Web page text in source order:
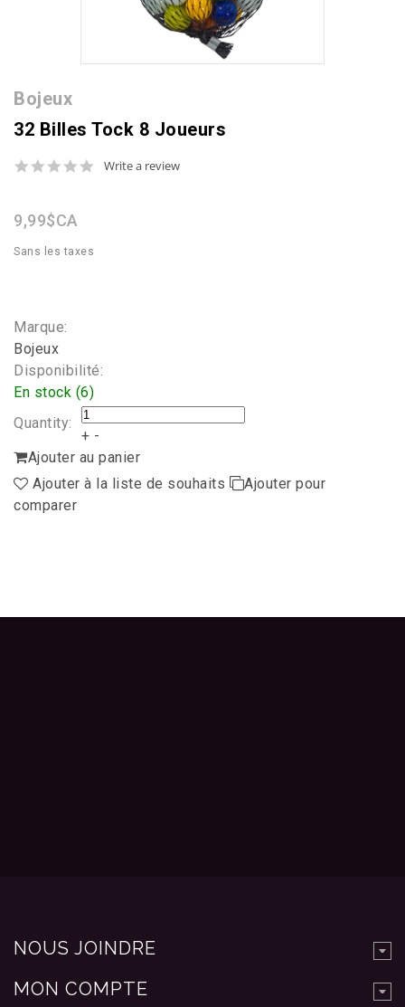
Bojeux
32 Billes Tock 8 Joueurs
0.0
Write a review
9,99$CA
Sans les taxes
Marque:
Bojeux
Disponibilité:
En stock (6)
Quantity:
+ -
Ajouter au panier
Ajouter à la liste de souhaits
Ajouter pour
comparer
NOUS JOINDRE
MON COMPTE